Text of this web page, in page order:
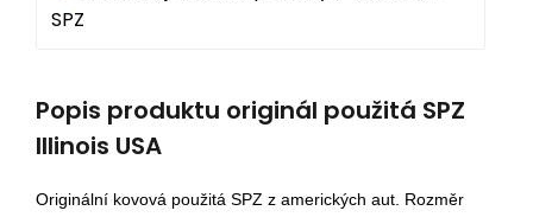
SPZ
Popis produktu originál použitá SPZ
Illinois USA
Originální kovová použitá SPZ z amerických aut. Rozměr